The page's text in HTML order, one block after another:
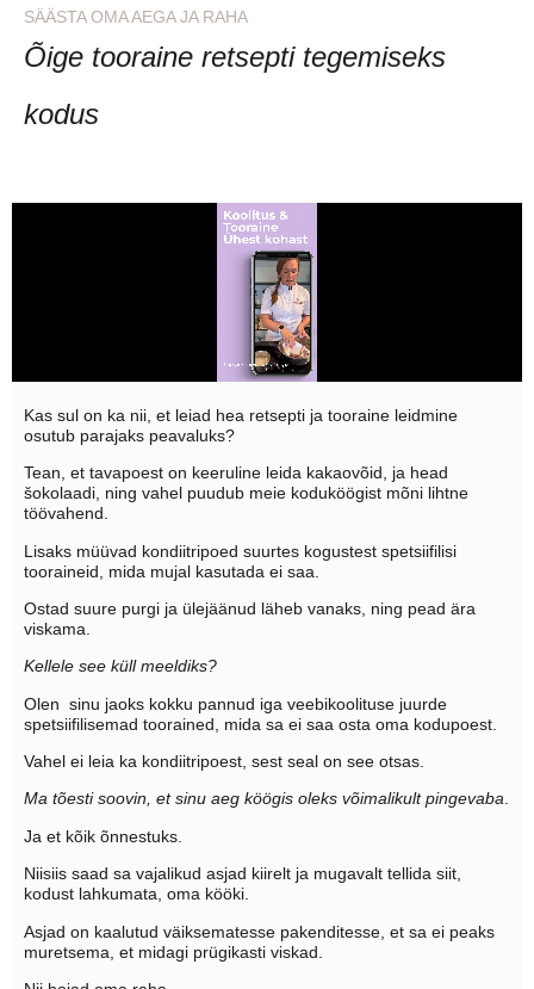
SÄÄSTA OMA AEGA JA RAHA
Õige tooraine retsepti tegemiseks
kodus
Kas sul on ka nii, et leiad hea retsepti ja tooraine leidmine
osutub parajaks peavaluks?
Tean, et tavapoest on keeruline leida kakaovõid, ja head
šokolaadi, ning vahel puudub meie koduköögist mõni lihtne
töövahend.
Lisaks müüvad kondiitripoed suurtes kogustest spetsiifilisi
tooraineid, mida mujal kasutada ei saa.
Ostad suure purgi ja ülejäänud läheb vanaks, ning pead ära
viskama.
Kellele see küll meeldiks?
Olen sinu jaoks kokku pannud iga veebikoolituse juurde
spetsiifilisemad toorained, mida sa ei saa osta oma kodupoest.
Vahel ei leia ka kondiitripoest, sest seal on see otsas.
Ma tõesti soovin, et sinu aeg köögis oleks võimalikult pingevaba.
Ja et kõik õnnestuks.
Niisiis saad sa vajalikud asjad kiirelt ja mugavalt tellida siit,
kodust lahkumata, oma kööki.
Asjad on kaalutud väiksematesse pakenditesse, et sa ei peaks
muretsema, et midagi prügikasti viskad.